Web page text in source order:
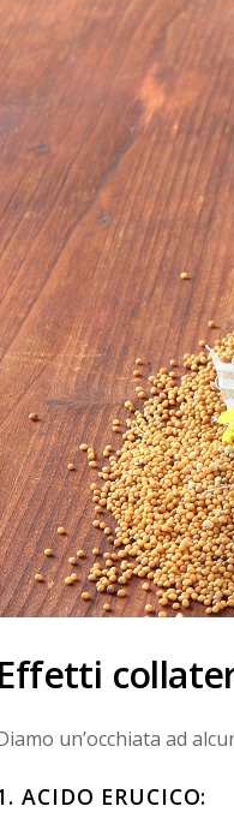
Effetti
un’occhiata ad
ACIDO ERUCICO: